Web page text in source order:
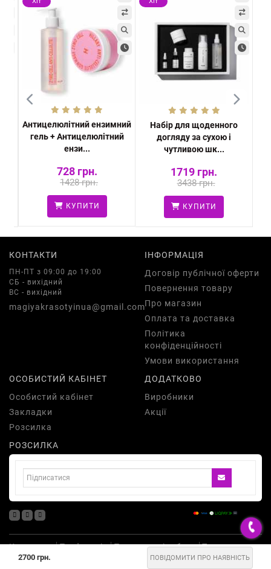
2700 грн. ПОВІДОМИТИ ПРО НАЯВНІСТЬ
Антицелюлітний ензимний
гель + Антицелюлітний
ензи...
728 грн.
1428 грн.
КУПИТИ
Набір для щоденного
догляду за сухою і
чутливою шк...
1719 грн.
3438 грн.
КУПИТИ
КОНТАКТИ
ПН-ПТ з 09:00 до 19:00
СБ - вихідний
ВС - вихідний
magiyakrasotyinua@gmail.com
ІНФОРМАЦІЯ
Договір публічної оферти
Повернення товару
Про магазин
Оплата та доставка
Політика
конфіденційності
Умови використання
ОСОБИСТИЙ КАБІНЕТ
Особистий кабінет
Закладки
Розсилка
ДОДАТКОВО
Виробники
Акції
РОЗСИЛКА
Косметика Парфумерія Подарункові набори
Товари для
здоров'я